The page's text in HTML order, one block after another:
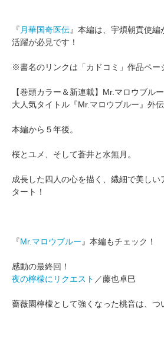
『 月華国奇医伝』本編は、宇煩朝貢使
活躍が必見です！
※書名のリンクは「カドコミ」作品ペー
【巻頭カラー＆新連載】Mr.マロウブル
大人気タイトル『Mr.マロウブルー』外
本編から５年後。
桜とユメ、そして蒼井と水無月。
成長した四人の心を描く、繊細で美しい
タート！
『Mr.マロウブルー 』本編もチェック！
感動の最終回！
夜の檸檬にリクエスト ／藤也卓巳
薔薇園檸檬として強くなった桃音は、